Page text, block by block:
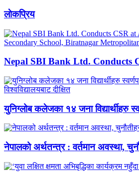
लाेकप्रिय
Nepal SBI Bank Ltd. Conducts
युनिग्लोब कलेजका १४ जना विद्यार्थीहरु
नेपालको अर्थतन्त्र : वर्तमान अवस्था,